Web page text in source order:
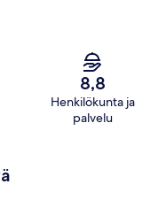
8,8
Henkilökunta ja
palvelu